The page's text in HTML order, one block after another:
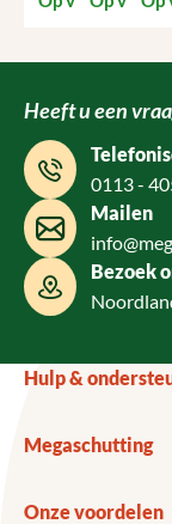
Heeft u een
0113 -
Mailen
Bezoek
Hulp &
Megaschutting
Onze voordelen